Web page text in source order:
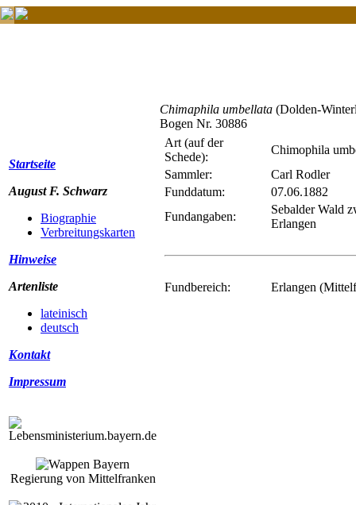
Startseite
August F. Schwarz
Biographie
Verbreitungskarten
Hinweise
Artenliste
lateinisch
deutsch
Kontakt
Impressum
Regierung von Mittelfranken
Chimaphila umbellata (Dolden-
Bogen Nr. 30886
Art (auf der
Schede):
Chimophila
Sammler:
Carl Rodler
Funddatum:
07.06.1882
Fundangaben:
Sebalder Wald
Erlangen
Fundbereich: Erlangen